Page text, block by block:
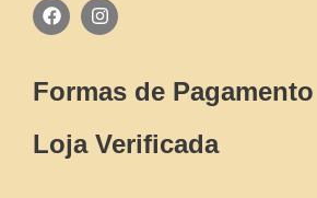
Formas de Pagamento
Loja Verificada